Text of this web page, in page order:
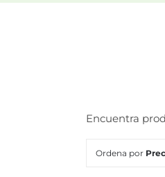
Encuentra
Ordena por